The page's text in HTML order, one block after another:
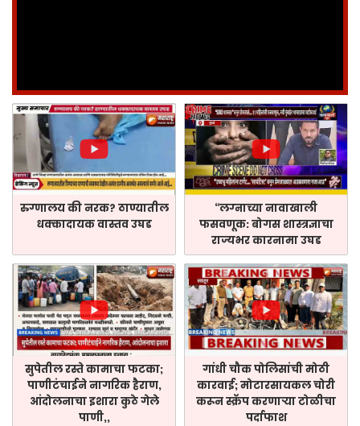
रुग्णालय की नरक? ठाण्यातील
धक्कादायक वास्तव उघड
“लग्नाच्या नावाखाली
फसवणूक: बोगस शास्त्रज्ञाचा
राज्यभर कारनामा उघड
सुपेतील रस्ते कामाचा फटका;
पाणीटंचाईने नागरिक हैराण,
आंदोलनाचा इशारा कुठे गेले
पाणी,,
गांधी चौक पोलिसांची मोठी
कारवाई; मोटारसायकल चोरी
करून स्क्रॅप करणाऱ्या टोळीचा
पर्दाफाश